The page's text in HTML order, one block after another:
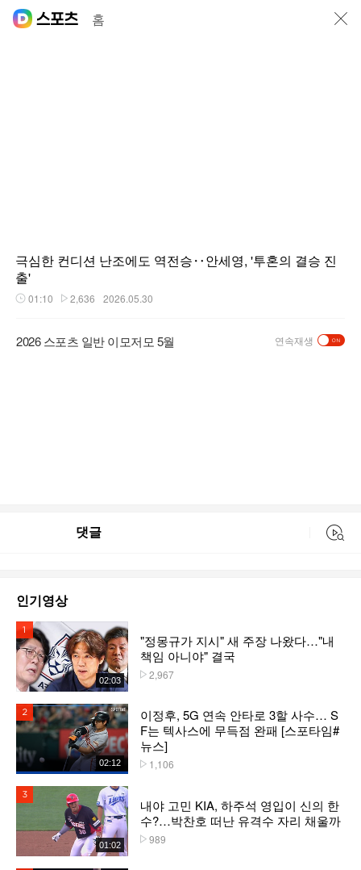
홈
극심한 컨디션 난조에도 역전승‥안세영, '투혼의 결승 진
출'
01:10 2,636 2026.05.30
2026 스포츠 일반 이모저모 5월 연속재생
댓글
인기영상
02:03
"정몽규가 지시" 새 주장 나왔다…"내
책임 아니야" 결국
2,967
02:12
이정후, 5G 연속 안타로 3할 사수… S
F는 텍사스에 무득점 완패 [스포타임#
뉴스]
1,106
01:02
내야 고민 KIA, 하주석 영입이 신의 한
수?…박찬호 떠난 유격수 자리 채울까
989